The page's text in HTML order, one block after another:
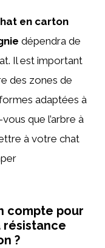
en carton
dépendra de
Il est important
des zones de
adaptées à
que l’arbre à
à votre chat
compte pour
?